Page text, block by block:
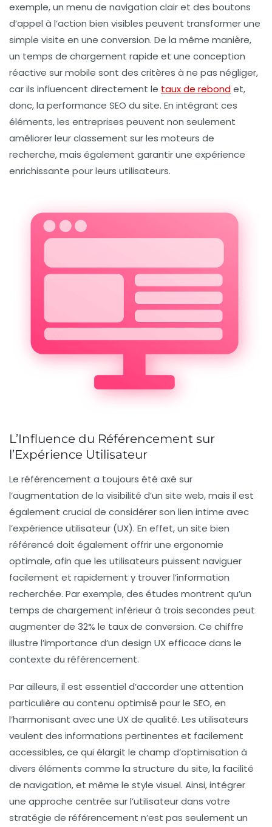
exemple, un menu de navigation clair et des boutons
d’appel à l’action bien visibles peuvent transformer une
simple visite en une conversion. De la même manière,
un temps de chargement rapide et une conception
réactive sur mobile sont des critères à ne pas négliger,
car ils influencent directement le taux de rebondet,
donc, la performance SEO du site. En intégrant ces
éléments, les entreprises peuvent non seulement
améliorer leur classement sur les moteurs de
recherche, mais également garantir une expérience
enrichissante pour leurs utilisateurs.
L’Influence du Référencement sur
l’Expérience Utilisateur
Le référencement a toujours été axé sur
l’augmentation de la visibilité d’un site web, mais il est
également crucial de considérer son lien intime avec
l’expérience utilisateur (UX). En effet, un site bien
référencé doit également offrir une ergonomie
optimale, afin que les utilisateurs puissent naviguer
facilement et rapidement y trouver l’information
recherchée. Par exemple, des études montrent qu’un
temps de chargement inférieur à trois secondes peut
augmenter de 32% le taux de conversion. Ce chiffre
illustre l’importance d’un design UX efficace dans le
contexte du référencement.
Par ailleurs, il est essentiel d’accorder une attention
particulière au contenu optimisé pour le SEO, en
l’harmonisant avec une UXde qualité. Les utilisateurs
veulent des informations pertinentes et facilement
accessibles, ce qui élargit le champ d’optimisation à
divers éléments comme la structure du site, la facilité
de navigation, et même le style visuel. Ainsi, intégrer
une approche centrée sur l’utilisateur dans votre
stratégie de référencement n’est pas seulement un